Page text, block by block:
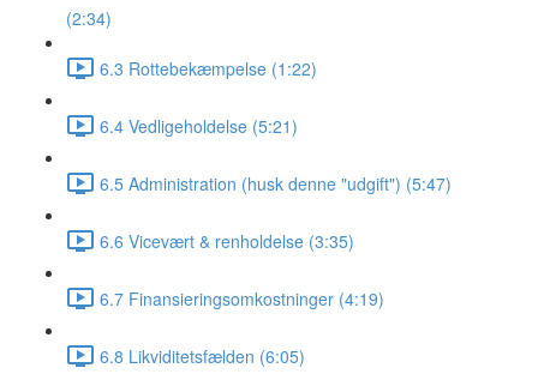
(2:34)
6.3 Rottebekæmpelse (1:22)
6.4 Vedligeholdelse (5:21)
6.5 Administration (husk denne "udgift") (5:47)
6.6 Vicevært & renholdelse (3:35)
6.7 Finansieringsomkostninger (4:19)
6.8 Likviditetsfælden (6:05)